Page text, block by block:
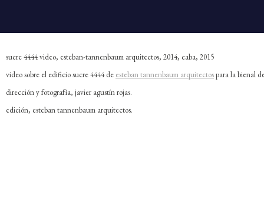
sucre 4444 video, esteban-tannenbaum arquitectos, 2014, caba, 2015
video sobre el edificio sucre 4444 de esteban tannenbaum arquitectospara la bienal
dirección y fotografía, javier agustín rojas.
edición, esteban tannenbaum arquitectos.